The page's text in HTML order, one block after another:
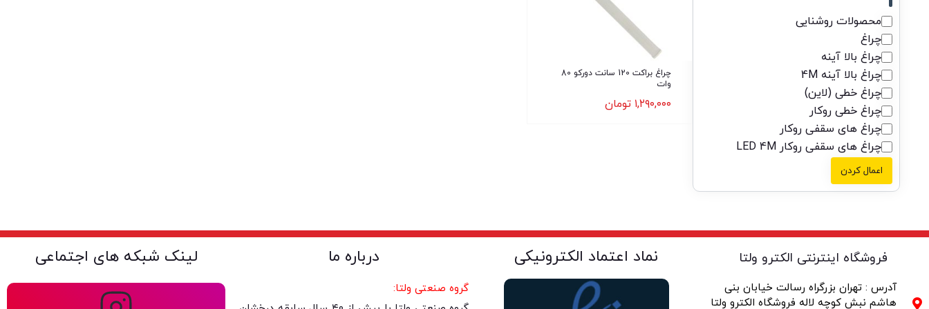
محصولات روشنایی
چراغ
چراغ بالا آینه
چراغ بالا آینه 4M
چراغ خطی (لاین)
چراغ خطی روکار
چراغ های سقفی روکار
چراغ های سقفی روکار LED 4M
اعمال کردن
چراغ براکت 120 سانت دورکو 80
وات
۱,۲۹۰,۰۰۰ تومان
فروشگاه اینترنتی الکترو ولتا
آدرس : تهران بزرگراه رسالت خیابان بنی
هاشم نبش کوچه لاله فروشگاه الکترو ولتا
نماد اعتماد الکترونیکی درباره ما
گروه صنعتی ولتا:
لینک شبکه های اجتماعی